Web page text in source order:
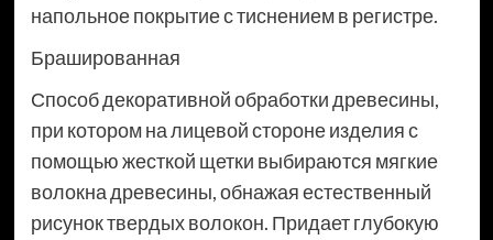
напольное покрытие с тиснением в регистре.
Брашированная
Способ декоративной обработки древесины,
при котором на лицевой стороне изделия с
помощью жесткой щетки выбираются мягкие
волокна древесины, обнажая естественный
рисунок твердых волокон. Придает глубокую